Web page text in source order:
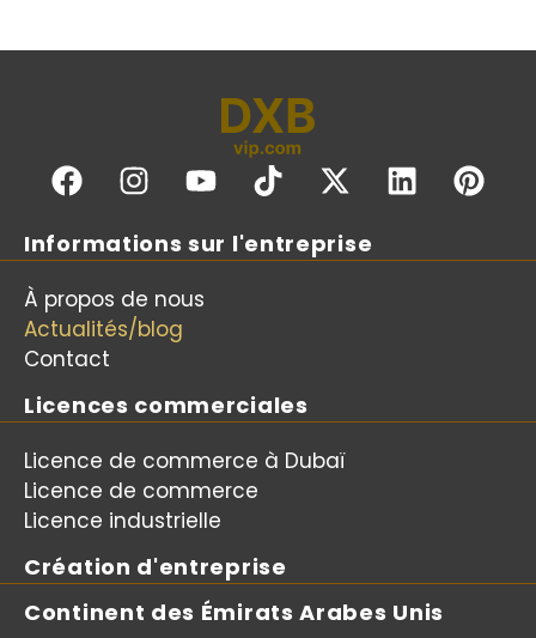
Informations sur l'entreprise
À propos de nous
Actualités/blog
Contact
Licences commerciales
Licence de commerce à Dubaï
Licence de commerce
Licence industrielle
Création d'entreprise
Continent des Émirats Arabes Unis